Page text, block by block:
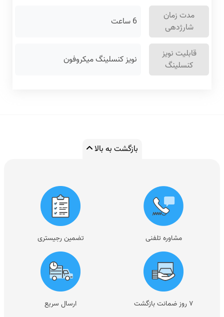
مدت زمان
شارژدهی
6 ساعت
قابلیت نویز
کنسلینگ
نویز کنسلینگ میکروفون
بازگشت به بالا
مشاوره تلفنی تضمین رجیستری
۷ روز ضمانت بازگشت ارسال سریع